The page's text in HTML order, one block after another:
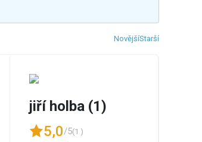
NovějšíStarší
jiří holba (1)
5,0/5(1 )